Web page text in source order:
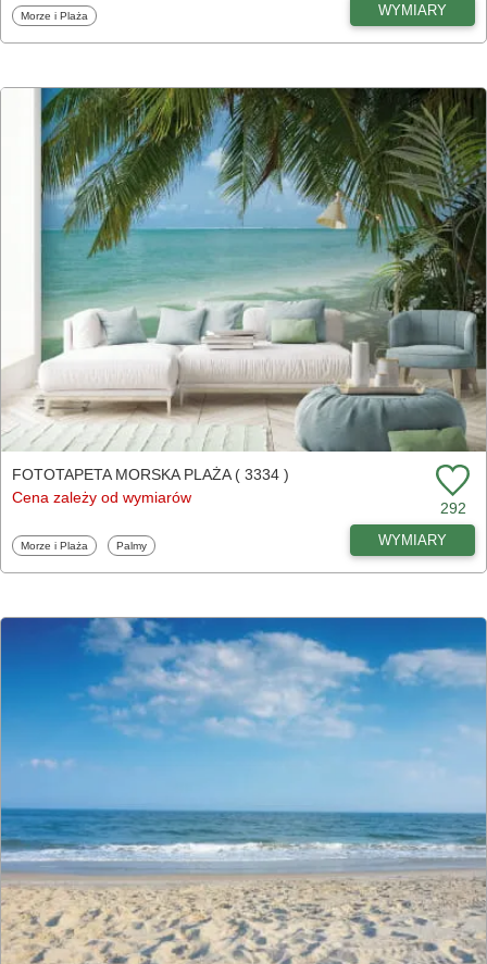
Fototapety
Morze i Plaża WYMIARY
FOTOTAPETA MORSKA PLAŻA ( 3334 )
Cena zależy od wymiarów
292
Fototapety
Morze i Plaża Fototapety
Palmy WYMIARY